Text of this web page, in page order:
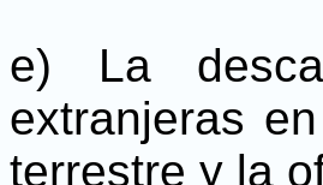
e) La
extranjeras
terrestre y la